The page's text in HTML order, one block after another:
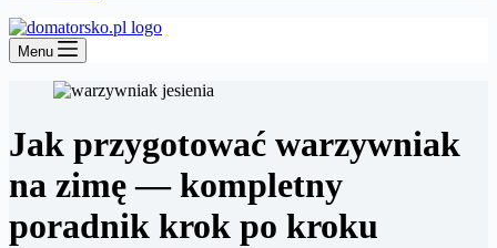
Menu
Jak przygotować warzywniak
na zimę — kompletny
poradnik krok po kroku